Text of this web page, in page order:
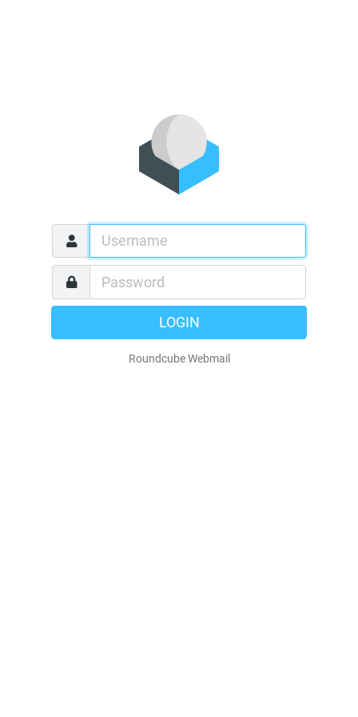
LOGIN
Roundcube Webmail